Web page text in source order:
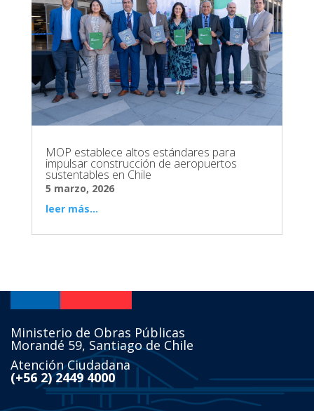
MOP establece altos estándares para
impulsar construcción de aeropuertos
sustentables en Chile
5 marzo, 2026
leer más...
Ministerio de Obras Públicas
Morandé 59, Santiago de Chile
Atención Ciudadana
(+56 2) 2449 4000